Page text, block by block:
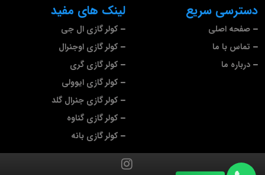
لینک های مفید
کولر گازی ال جی
کولر گازی اوجنرال
کولر گازی گری
کولر گازی ایوولی
کولر گازی جنرال گلد
کولر گازی گناوه
کولر گازی بانه
دسترسی سریع
صفحه اصلی
تماس با ما
درباره ما